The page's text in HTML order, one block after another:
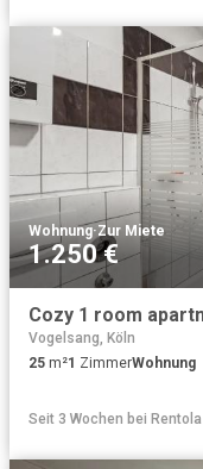
Wohnung·Zur Miete
1.250 €
Vogelsang, Köln
25 m²1 ZimmerWohnung
Seit 3 Wochen bei Rentola